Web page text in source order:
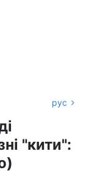
рус
"кити":